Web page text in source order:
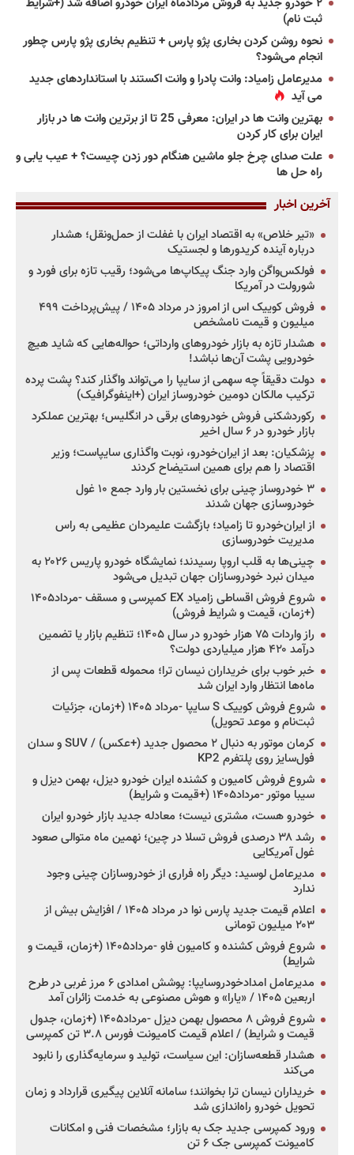
ثبت نام)
نحوه روشن کردن بخاری پژو پارس + تنظیم بخاری پژو پارس چطور
انجام می‌شود؟
مدیرعامل زامیاد: وانت پادرا و وانت اکستند با استانداردهای جدید
می آید
بهترین وانت ها در ایران: معرفی 25 تا از برترین وانت ها در بازار
ایران برای کار کردن
علت صدای چرخ جلو ماشین هنگام دور زدن چیست؟ + عیب یابی و
راه حل ها
آخرین اخبار
«تیر خلاص» به اقتصاد ایران با غفلت از حمل‌ونقل؛ هشدار
درباره آینده کریدورها و لجستیک
فولکس‌واگن وارد جنگ پیکاپ‌ها می‌شود؛ رقیب تازه برای فورد و
شورولت در آمریکا
فروش کوییک اس از امروز در مرداد ۱۴۰۵ / پیش‌پرداخت ۴۹۹
میلیون و قیمت نامشخص
هشدار تازه به بازار خودروهای وارداتی؛ حواله‌هایی که شاید هیچ
خودرویی پشت آن‌ها نباشد!
دولت دقیقاً چه سهمی از سایپا را می‌تواند واگذار کند؟ پشت پرده
ترکیب مالکان دومین خودروساز ایران (+اینفوگرافیک)
رکوردشکنی فروش خودروهای برقی در انگلیس؛ بهترین عملکرد
بازار خودرو در ۶ سال اخیر
پزشکیان: بعد از ایران‌خودرو، نوبت واگذاری سایپاست؛ وزیر
اقتصاد را هم برای همین استیضاح کردند
۳ خودروساز چینی برای نخستین بار وارد جمع ۱۰ غول
خودروسازی جهان شدند
از ایران‌خودرو تا زامیاد؛ بازگشت علیمردان عظیمی به راس
مدیریت خودروسازی
چینی‌ها به قلب اروپا رسیدند؛ نمایشگاه خودرو پاریس ۲۰۲۶ به
میدان نبرد خودروسازان جهان تبدیل می‌شود
شروع فروش اقساطی زامیاد EX کمپرسی و مسقف -مرداد۱۴۰۵
(+زمان، قیمت و شرایط فروش)
راز واردات ۷۵ هزار خودرو در سال ۱۴۰۵؛ تنظیم بازار یا تضمین
درآمد ۴۲۰ هزار میلیاردی دولت؟
خبر خوب برای خریداران نیسان ترا؛ محموله قطعات پس از
ماه‌ها انتظار وارد ایران شد
شروع فروش کوییک S سایپا -مرداد ۱۴۰۵ (+زمان، جزئیات
ثبت‌نام و موعد تحویل)
کرمان موتور به دنبال ۲ محصول جدید (+عکس) / SUV و سدان
فول‌سایز روی پلتفرم KP2
شروع فروش کامیون و کشنده ایران خودرو دیزل، بهمن دیزل و
سیبا موتور -مرداد۱۴۰۵ (+قیمت و شرایط)
خودرو هست، مشتری نیست؛ معادله جدید بازار خودرو ایران
رشد ۳۸ درصدی فروش تسلا در چین؛ نهمین ماه متوالی صعود
غول آمریکایی
مدیرعامل لوسید: دیگر راه فراری از خودروسازان چینی وجود
ندارد
اعلام قیمت جدید پارس نوا در مرداد ۱۴۰۵ / افزایش بیش از
۲۰۳ میلیون تومانی
شروع فروش کشنده و کامیون فاو -مرداد۱۴۰۵ (+زمان، قیمت و
شرایط)
مدیرعامل امدادخودروسایپا: پوشش امدادی ۶ مرز غربی در طرح
اربعین ۱۴۰۵ / «یارا» و هوش مصنوعی به خدمت زائران آمد
شروع فروش ۸ محصول بهمن دیزل -مرداد۱۴۰۵ (+زمان، جدول
قیمت و شرایط) / اعلام قیمت کامیونت فورس ۳.۸ تن کمپرسی
هشدار قطعه‌سازان: این سیاست، تولید و سرمایه‌گذاری را نابود
می‌کند
خریداران نیسان ترا بخوانند؛ سامانه آنلاین پیگیری قرارداد و زمان
تحویل خودرو راه‌اندازی شد
ورود کمپرسی جدید جک به بازار؛ مشخصات فنی و امکانات
کامیونت کمپرسی جک ۶ تن